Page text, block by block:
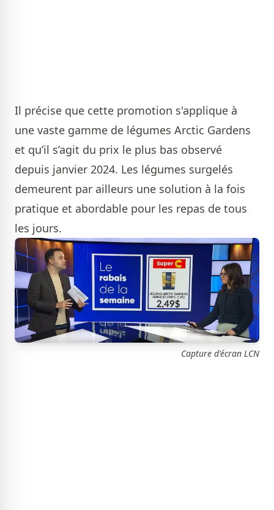
Il précise que cette promotion s'applique à
une vaste gamme de légumes Arctic Gardens
et qu’il s’agit du prix le plus bas observé
depuis janvier 2024. Les légumes surgelés
demeurent par ailleurs une solution à la fois
pratique et abordable pour les repas de tous
les jours.
Capture d'écran LCN